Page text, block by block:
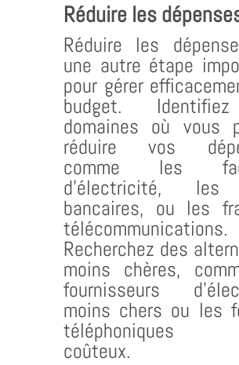
Réduire les
Réduire les
une autre étape
pour gérer
budget.
domaines où vous
réduire vos
comme les
d’électricité,
bancaires, ou les
télécommunications.
Recherchez des
moins chères,
fournisseurs
moins chers ou les
téléphoniques
coûteux.